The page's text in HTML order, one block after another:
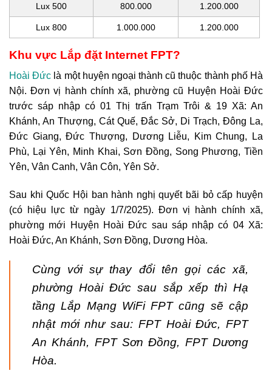
Lux 500 800.000 1.200.000
Lux 800 1.000.000 1.200.000
Khu vực Lắp đặt Internet FPT?
Hoài Đức là một huyện ngoại thành cũ thuộc thành phố Hà
Nội. Đơn vị hành chính xã, phường cũ Huyện Hoài Đức
trước sáp nhập có01 Thị trấn Trạm Trôi & 19 Xã: An
Khánh, An Thượng, Cát Quế, Đắc Sở, Di Trạch, Đông La,
Đức Giang, Đức Thượng, Dương Liễu, Kim Chung, La
Phù, Lại Yên, Minh Khai, Sơn Đồng, Song Phương, Tiền
Yên, Vân Canh, Vân Côn, Yên Sở.
Sau khi Quốc Hội ban hành nghị quyết bãi bỏ cấp huyện
(có hiệu lực từ ngày 1/7/2025). Đơn vị hành chính xã,
phường mới Huyện Hoài Đức sau sáp nhập có 04 Xã:
Hoài Đức, An Khánh, Sơn Đồng, Dương Hòa.
Cùng với sự thay đổi tên gọi các xã,
phường Hoài Đức sau sắp xếp thì Hạ
tầng Lắp Mạng WiFi FPT cũng sẽ cập
nhật mới như sau: FPT Hoài Đức, FPT
An Khánh, FPT Sơn Đồng, FPT Dương
Hòa.